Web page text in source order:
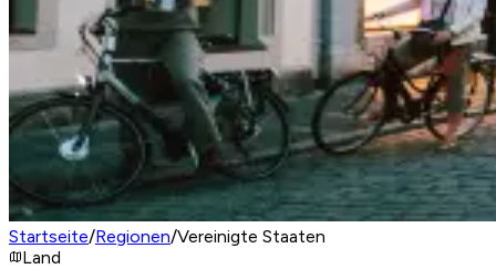
Startseite/Regionen/Vereinigte Staaten
Land